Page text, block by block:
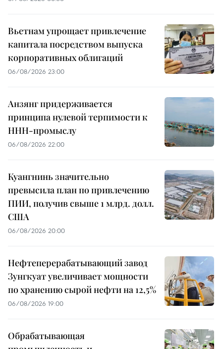
Вьетнам упрощает привлечение
капитала посредством выпуска
корпоративных облигаций
06/08/2026 23:00
Анзянг придерживается
принципа нулевой терпимости к
ННН-промыслу
06/08/2026 22:00
Куангнинь значительно
превысила план по привлечению
ПИИ, получив свыше 1 млрд. долл.
США
06/08/2026 20:00
Нефтеперерабатывающий завод
Зунгкуат увеличивает мощности
по хранению сырой нефти на 12,5%
06/08/2026 19:00
Обрабатывающая